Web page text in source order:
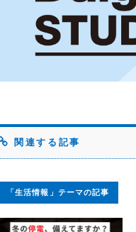
関連する記事
「生活情報」テーマの記事